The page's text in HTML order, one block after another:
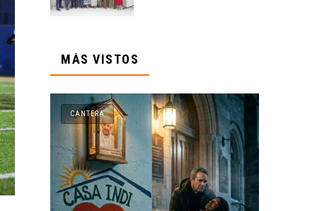
MÁS VISTOS
CANTERA